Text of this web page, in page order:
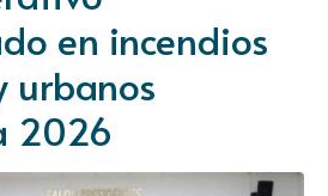
en incendios
urbanos
2026